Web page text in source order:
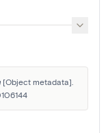
[Object metadata].